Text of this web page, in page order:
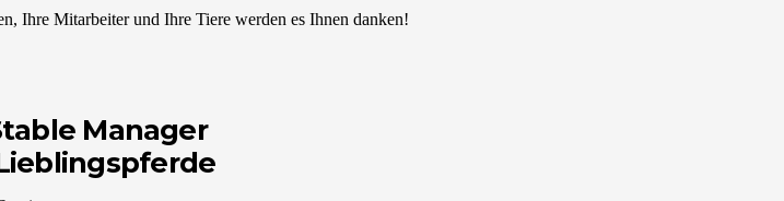
Ihre Mitarbeiter und Ihre Tiere werden es Ihnen danken!
Manager